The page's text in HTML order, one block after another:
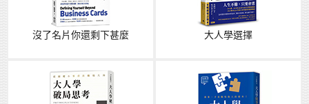
沒了名片你還剩下甚麼 大人學選擇